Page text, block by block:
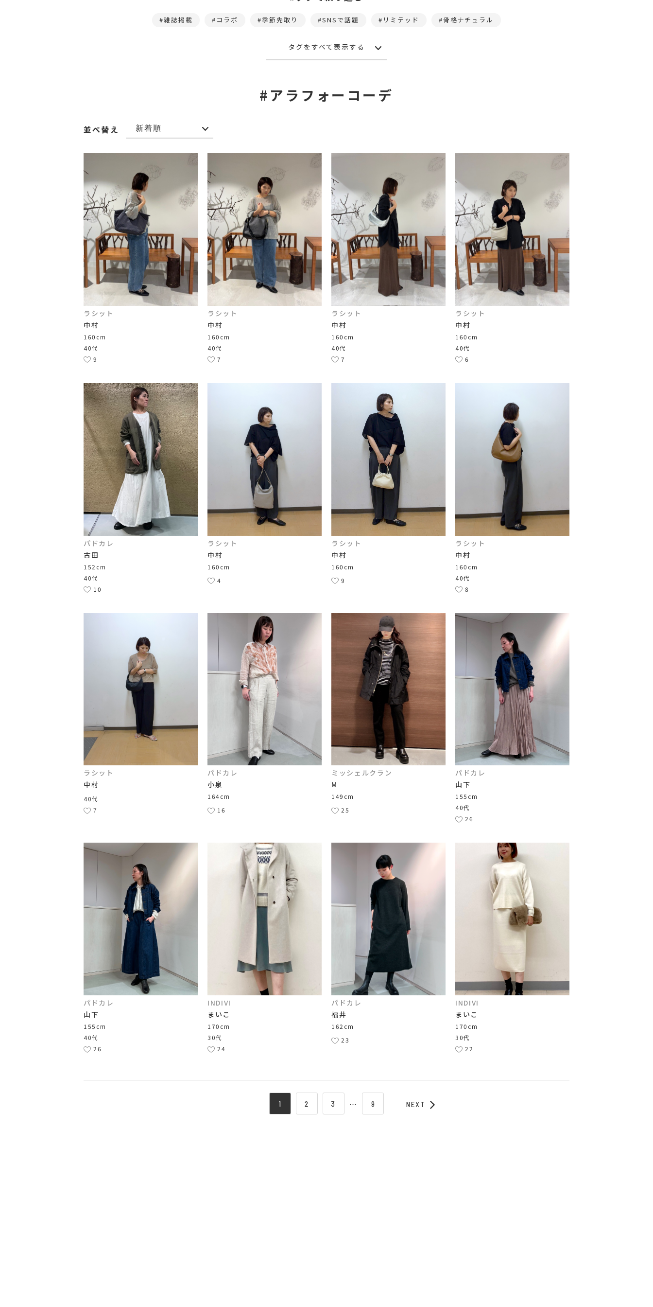
雑誌掲載 コラボ 季節先取り SNSで話題 リミテッド 骨格ナチュラル
タグをすべて表示する
#アラフォーコーデ
並べ替え
ラシット
中村
160cm
40代
9
ラシット
中村
160cm
40代
7
ラシット
中村
160cm
40代
7
ラシット
中村
160cm
40代
6
パドカレ
古田
152cm
40代
10
ラシット
中村
160cm
4
ラシット
中村
160cm
9
ラシット
中村
160cm
40代
8
ラシット
中村
40代
7
パドカレ
小泉
164cm
16
ミッシェルクラン
M
149cm
25
パドカレ
山下
155cm
40代
26
パドカレ
山下
155cm
40代
26
INDIVI
まいこ
170cm
30代
24
パドカレ
福井
162cm
23
INDIVI
まいこ
170cm
30代
22
1 2 3 ⋯ 9 NEXT